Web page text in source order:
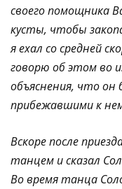
своего помощника
кусты, чтобы
я ехал со средней
говорю об этом во
объяснения, что
прибежавшими к
Вскоре после
танцем и сказал
Во время танца